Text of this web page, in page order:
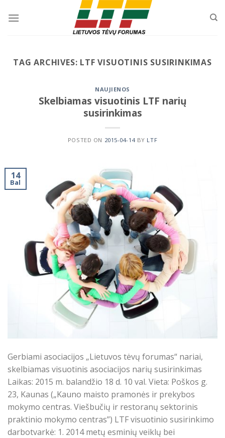
TAG ARCHIVES: LTF VISUOTINIS SUSIRINKIMAS
NAUJIENOS
Skelbiamas visuotinis LTF narių
susirinkimas
POSTED ON 2015-04-14BY LTF
14
Bal
Gerbiami asociacijos „Lietuvos tėvų forumas“ nariai,
skelbiamas visuotinis asociacijos narių susirinkimas
Laikas: 2015 m. balandžio 18 d. 10 val. Vieta: Poškos g.
23, Kaunas („Kauno maisto pramonės ir prekybos
mokymo centras. Viešbučių ir restoranų sektorinis
praktinio mokymo centras”) LTF visuotinio susirinkimo
darbotvarkė: 1. 2014 metų esminių veiklų bei